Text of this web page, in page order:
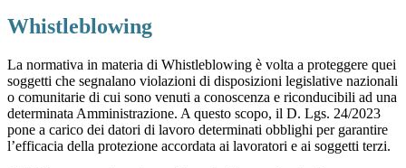
Whistleblowing
La normativa in materia di Whistleblowing è volta a proteggere quei
soggetti che segnalano violazioni di disposizioni legislative nazionali
o comunitarie di cui sono venuti a conoscenza e riconducibili ad una
determinata Amministrazione. A questo scopo, il D. Lgs. 24/2023
pone a carico dei datori di lavoro determinati obblighi per garantire
l’efficacia della protezione accordata ai lavoratori e ai soggetti terzi.